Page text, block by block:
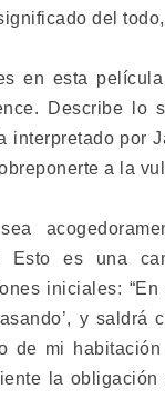
del
en esta
Describe
por
a la
Esto es una
iniciales:
y
de mi
la